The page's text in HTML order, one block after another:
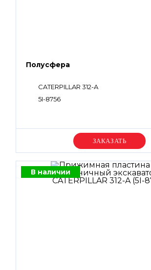
Полусфера
CATERPILLAR 312-A
5I-8756
Уточняйте цену
В наличии